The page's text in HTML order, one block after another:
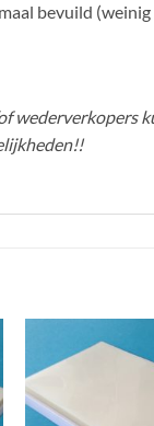
bevuild
wederverkopers